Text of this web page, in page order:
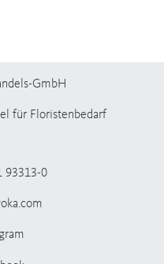
GmbH
für Floristenbedarf
93313-0